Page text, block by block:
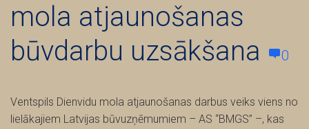
mola atjaunošanas
būvdarbu uzsākšana
0
Ventspils Dienvidu mola atjaunošanas darbus veiks viens no
lielākajiem Latvijas būvuzņēmumiem – AS “BMGS” –, kas